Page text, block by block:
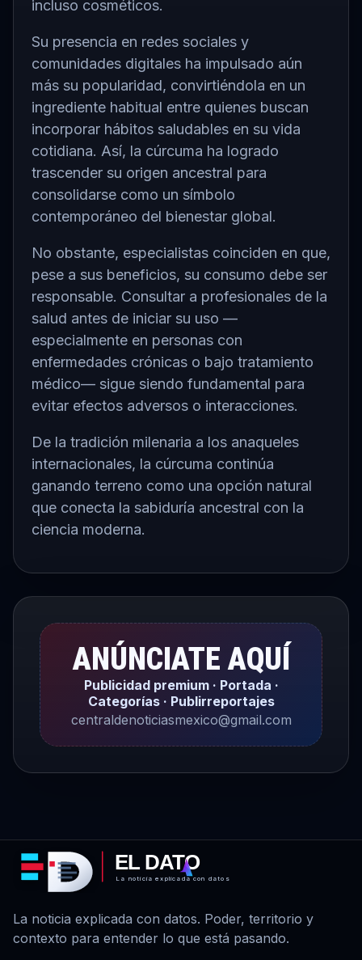
incluso cosméticos.
Su presencia en redes sociales y
comunidades digitales ha impulsado aún
más su popularidad, convirtiéndola en un
ingrediente habitual entre quienes buscan
incorporar hábitos saludables en su vida
cotidiana. Así, la cúrcuma ha logrado
trascender su origen ancestral para
consolidarse como un símbolo
contemporáneo del bienestar global.
No obstante, especialistas coinciden en que,
pese a sus beneficios, su consumo debe ser
responsable. Consultar a profesionales de la
salud antes de iniciar su uso —
especialmente en personas con
enfermedades crónicas o bajo tratamiento
médico— sigue siendo fundamental para
evitar efectos adversos o interacciones.
De la tradición milenaria a los anaqueles
internacionales, la cúrcuma continúa
ganando terreno como una opción natural
que conecta la sabiduría ancestral con la
ciencia moderna.
ANÚNCIATE AQUÍ
Publicidad premium · Portada ·
Categorías · Publirreportajes
centraldenoticiasmexico@gmail.com
EL DATO
La noticia explicada con datos
La noticia explicada con datos. Poder, territorio y
contexto para entender lo que está pasando.